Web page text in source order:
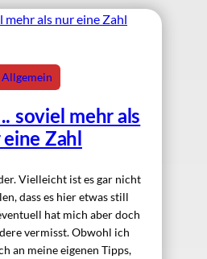
Allgemein
soviel mehr als
Zahl
Vielleicht ist es gar nicht
dass es hier etwas still
hat mich aber doch
vermisst. Obwohl ich
an meine eigenen Tipps,